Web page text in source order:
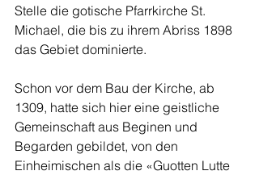
Stelle die gotische Pfarrkirche St.
Michael, die bis zu ihrem Abriss 1898
das Gebiet dominierte.
Schon vor dem Bau der Kirche, ab
1309, hatte sich hier eine geistliche
Gemeinschaft aus Beginen und
Begarden gebildet, von den
Einheimischen als die «Guotten Lutte